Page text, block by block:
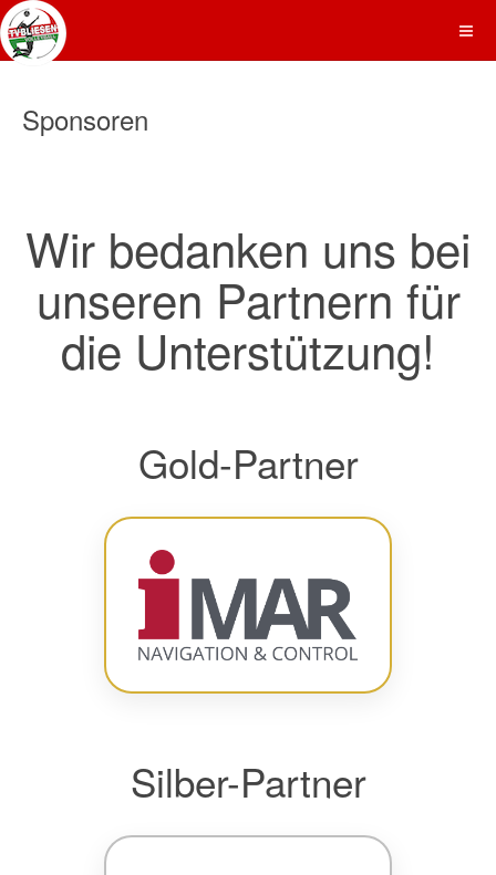
Sponsoren
Wir bedanken uns bei
unseren Partnern für
die Unterstützung!
Gold-Partner
Silber-Partner